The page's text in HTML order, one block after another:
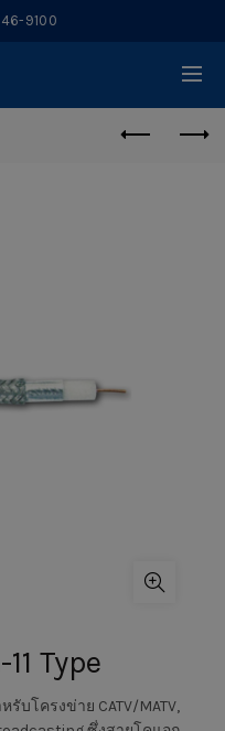
9100
Type
รับโครงข่าย CATV/MATV,